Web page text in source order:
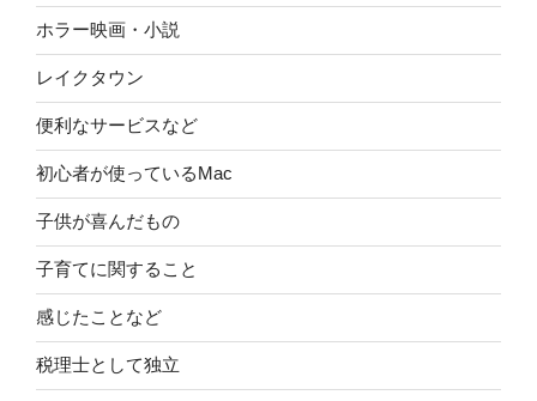
ホラー映画・小説
レイクタウン
便利なサービスなど
初心者が使っているMac
子供が喜んだもの
子育てに関すること
感じたことなど
税理士として独立